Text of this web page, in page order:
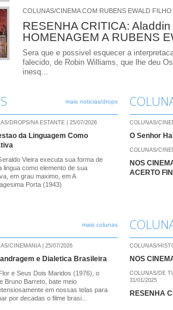
COLUNAS/CINEMA COM RUBENS EWALD
RESENHA CRITICA:
HOMENAGEM A RUBENS
Sera que e possivel esquecer a
falecido, de Robin Williams, que lhe deu
inesq...
mais noticias/drops
DROPS/NA ESTANTE | 25/07/2026
da Linguagem Como
Vieira executa sua forma de
lingua como elemento de sua
em grau maximo, em A
Porta (1943)
COLUNAS/
O Senhor
COLUNAS/
NOS
ACERTO
mais colunas
CINEMANIA | 25/07/2026
e Dialetica Brasileira
e Seus Dois Maridos (1976), o
Bruno Barreto, bate meio
em nossas telas para
por decadas o filme brasi...
COLUNAS/
NOS
COLUNAS/DE
31/01/2025
RESENHA